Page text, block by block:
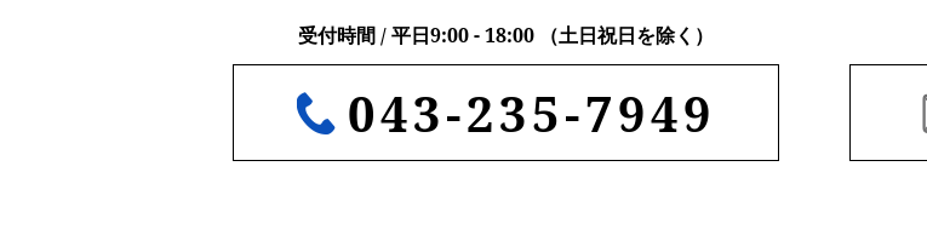
受付時間 / 平日9:00 - 18:00 （土日祝日を除く）
043-235-7949